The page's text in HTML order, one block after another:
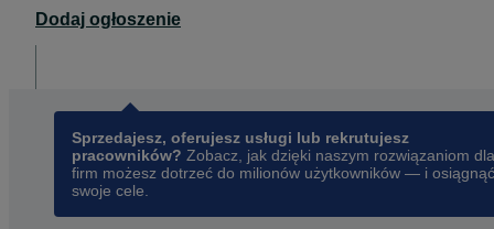
Dodaj ogłoszenie
Sprzedajesz, oferujesz usługi lub rekrutujesz
pracowników? Zobacz, jak dzięki naszym rozwiązaniom dla
firm możesz dotrzeć do milionów użytkowników — i osiągnąć
swoje cele.